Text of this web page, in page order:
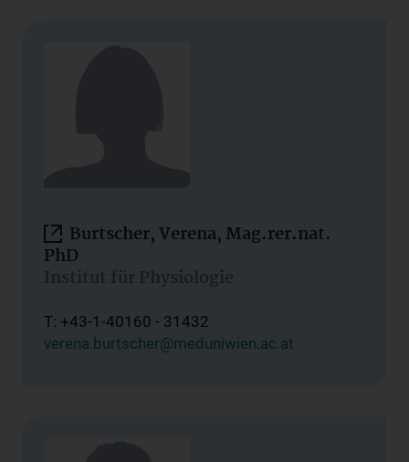
Burtscher, Verena, Mag.rer.nat.
PhD
Institut für Physiologie
T: +43-1-40160 - 31432
verena.burtscher@meduniwien.ac.at